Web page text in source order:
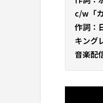
c/w「
作詞：
キング
音楽配